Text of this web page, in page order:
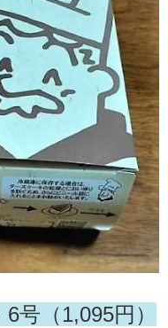
6号 （1,095円）